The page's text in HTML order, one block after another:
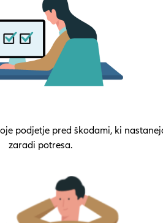
podjetje pred škodami, ki
zaradi potresa.